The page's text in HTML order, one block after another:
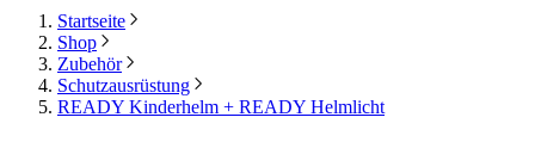
Startseite
Shop
Zubehör
Schutzausrüstung
READY Kinderhelm + READY Helmlicht